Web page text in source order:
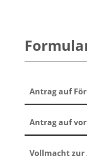
Antrag auf
Antrag auf
Vollmacht zur